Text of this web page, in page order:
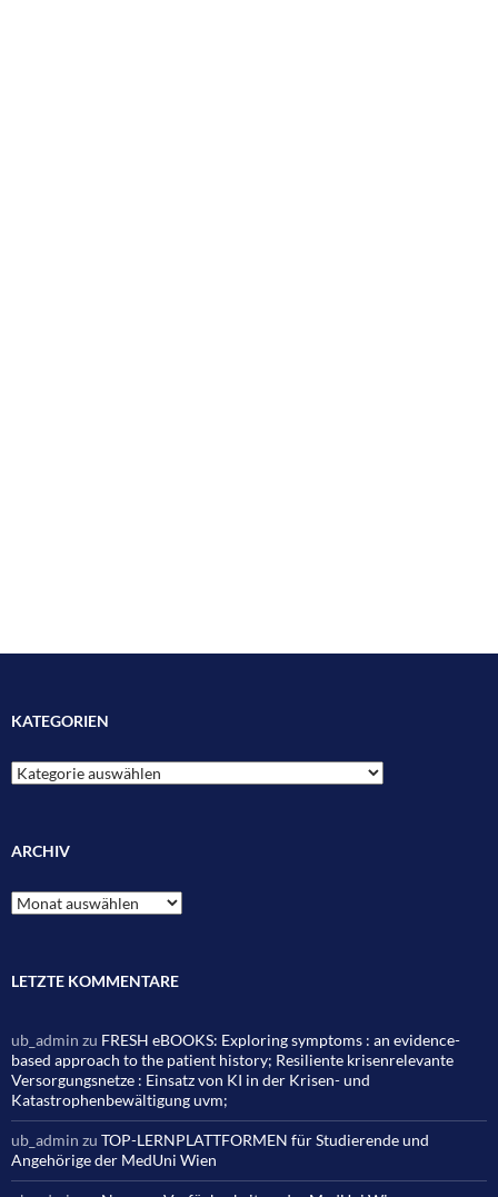
KATEGORIEN
Kategorien
ARCHIV
Archiv
LETZTE KOMMENTARE
ub_admin zu FRESH eBOOKS: Exploring symptoms : an evidence-
based approach to the patient history; Resiliente krisenrelevante
Versorgungsnetze : Einsatz von KI in der Krisen- und
Katastrophenbewältigung uvm;
ub_admin zu TOP-LERNPLATTFORMEN für Studierende und
Angehörige der MedUni Wien